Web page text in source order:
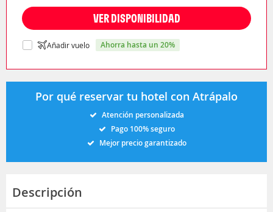
VER DISPONIBILIDAD
Añadir vuelo ahorra hasta un 20%
Por qué reservar tu hotel con Atrápalo
Atención personalizada
Pago 100% seguro
Mejor precio garantizado
Descripción